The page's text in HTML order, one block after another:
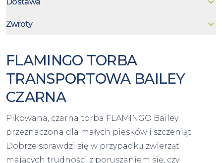
Zwroty
FLAMINGO TORBA
TRANSPORTOWA BAILEY
CZARNA
Pikowana, czarna torba FLAMINGO Bailey
przeznaczona dla małych piesków i szczeniąt.
Dobrze sprawdzi się w przypadku zwierząt
mających trudności z poruszaniem się, czy